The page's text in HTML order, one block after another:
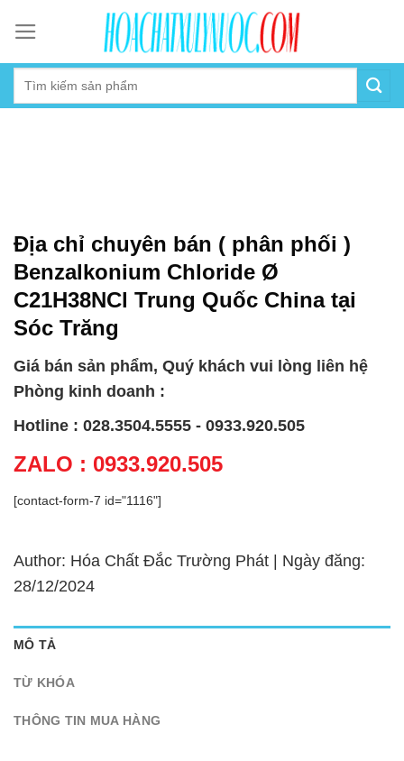
content
Địa chỉ chuyên bán ( phân phối )
Benzalkonium Chloride Ø
C21H38NCl Trung Quốc China tại
Sóc Trăng
Giá bán sản phẩm, Quý khách vui lòng liên hệ
Phòng kinh doanh :
Hotline : 028.3504.5555 - 0933.920.505
ZALO : 0933.920.505
[contact-form-7 id="1116"]
Author: Hóa Chất Đắc Trường Phát | Ngày đăng:
28/12/2024
MÔ TẢ
TỪ KHÓA
THÔNG TIN MUA HÀNG